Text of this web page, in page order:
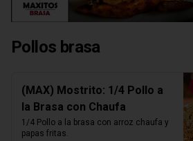
Pollos brasa
(MAX) Mostrito: 1/4 Pollo a
la Brasa con Chaufa
1/4 Pollo a la brasa con arroz chaufa y
papas fritas.